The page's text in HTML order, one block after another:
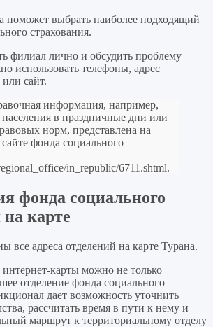
поможет выбрать наиболее подходящий
страхования.
филиал лично и обсудить проблему
использовать телефоны, адрес
сайт.
информация, например,
в праздничные дни или
норм, представлена на
фонда социального
in_republic/6711.shtml.
фонда социального
на карте
все адреса отделений на карте Турана.
карты можно не только
отделение фонда социального
дает возможность уточнить
рассчитать время в пути к нему и
маршрут к территориальному отделу